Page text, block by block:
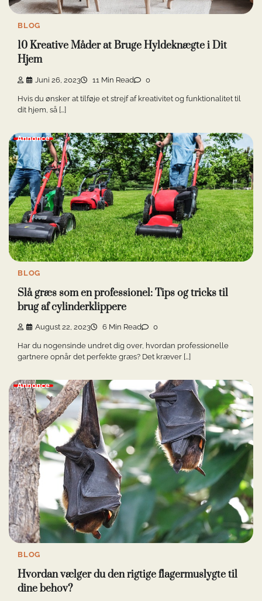
BLOG
10 Kreative Måder at Bruge Hyldeknægte i Dit
Hjem
Juni 26, 2023 11 Min Read 0
Hvis du ønsker at tilføje et strejf af kreativitet og funktionalitet til
dit hjem, så […]
Annonce
BLOG
Slå græs som en professionel: Tips og tricks til
brug af cylinderklippere
August 22, 2023 6 Min Read 0
Har du nogensinde undret dig over, hvordan professionelle
gartnere opnår det perfekte græs? Det kræver […]
Annonce
BLOG
Hvordan vælger du den rigtige flagermuslygte til
dine behov?